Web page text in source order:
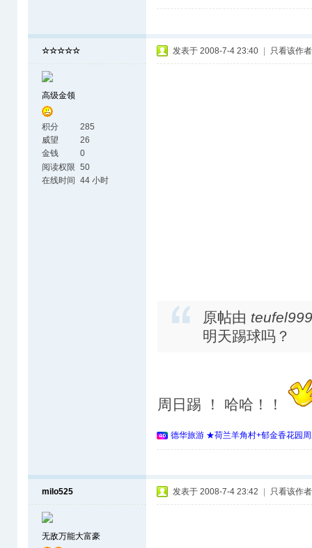
☆☆☆☆☆
高级金领
积分
285
威望
26
金钱
0
阅读权限 50
在线时间 44 小时
发表于 2008-7-4 23:40 只看该作者
原帖由 teufel999
明天踢球吗？
周日踢 ！ 哈哈！！
德华旅游 ★荷兰羊角村+郁金香花园
milo525
无敌万能大富豪
发表于 2008-7-4 23:42 只看该作者